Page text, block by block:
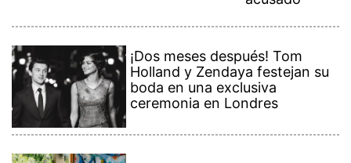
¡Dos meses después! Tom
Holland y Zendaya festejan su
boda en una exclusiva
ceremonia en Londres